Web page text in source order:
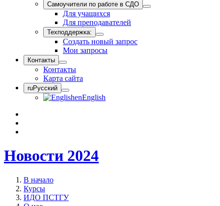
Самоучители по работе в СДО
Для учащихся
Для преподавателей
Техподдержка:
Создать новый запрос
Мои запросы
Контакты
Контакты
Карта сайта
ruРусский
enEnglish
Новости 2024
В начало
Курсы
ИДО ПСТГУ